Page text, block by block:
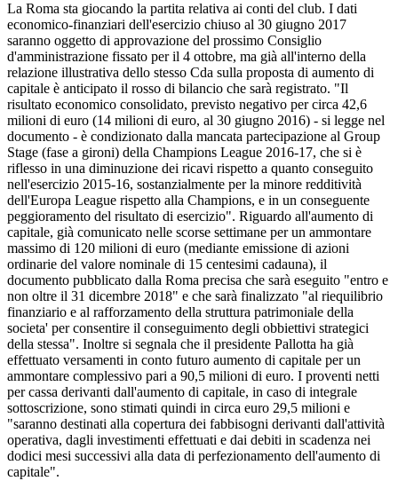
La Roma sta giocando la partita relativa ai conti del club. I dati
economico-finanziari dell'esercizio chiuso al 30 giugno 2017
saranno oggetto di approvazione del prossimo Consiglio
d'amministrazione fissato per il 4 ottobre, ma già all'interno della
relazione illustrativa dello stesso Cda sulla proposta di aumento di
capitale è anticipato il rosso di bilancio che sarà registrato. "Il
risultato economico consolidato, previsto negativo per circa 42,6
milioni di euro (14 milioni di euro, al 30 giugno 2016) - si legge nel
documento - è condizionato dalla mancata partecipazione al Group
Stage (fase a gironi) della Champions League 2016-17, che si è
riflesso in una diminuzione dei ricavi rispetto a quanto conseguito
nell'esercizio 2015-16, sostanzialmente per la minore redditività
dell'Europa League rispetto alla Champions, e in un conseguente
peggioramento del risultato di esercizio". Riguardo all'aumento di
capitale, già comunicato nelle scorse settimane per un ammontare
massimo di 120 milioni di euro (mediante emissione di azioni
ordinarie del valore nominale di 15 centesimi cadauna), il
documento pubblicato dalla Roma precisa che sarà eseguito "entro e
non oltre il 31 dicembre 2018" e che sarà finalizzato "al riequilibrio
finanziario e al rafforzamento della struttura patrimoniale della
societa' per consentire il conseguimento degli obbiettivi strategici
della stessa". Inoltre si segnala che il presidente Pallotta ha già
effettuato versamenti in conto futuro aumento di capitale per un
ammontare complessivo pari a 90,5 milioni di euro. I proventi netti
per cassa derivanti dall'aumento di capitale, in caso di integrale
sottoscrizione, sono stimati quindi in circa euro 29,5 milioni e
"saranno destinati alla copertura dei fabbisogni derivanti dall'attività
operativa, dagli investimenti effettuati e dai debiti in scadenza nei
dodici mesi successivi alla data di perfezionamento dell'aumento di
capitale".